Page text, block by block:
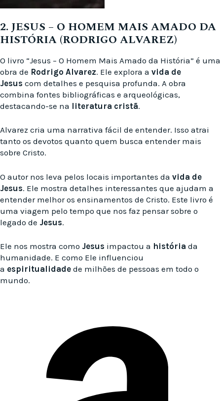
2. JESUS – O HOMEM MAIS AMADO DA
HISTÓRIA (RODRIGO ALVAREZ)
O livro “Jesus – O Homem Mais Amado da História” é uma
obra de Rodrigo Alvarez. Ele explora a vida de
Jesus com detalhes e pesquisa profunda. A obra
combina fontes bibliográficas e arqueológicas,
destacando-se na literatura cristã.
Alvarez cria uma narrativa fácil de entender. Isso atrai
tanto os devotos quanto quem busca entender mais
sobre Cristo.
O autor nos leva pelos locais importantes da vida de
Jesus. Ele mostra detalhes interessantes que ajudam a
entender melhor os ensinamentos de Cristo. Este livro é
uma viagem pelo tempo que nos faz pensar sobre o
legado de Jesus.
Ele nos mostra como Jesus impactou a história da
humanidade. E como Ele influenciou
a espiritualidade de milhões de pessoas em todo o
mundo.